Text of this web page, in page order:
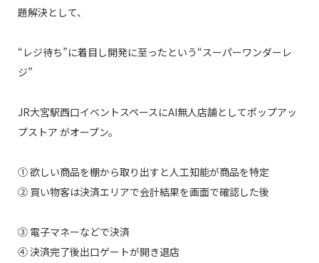
題解決として、
“レジ待ち”に着目し開発に至ったという“スーパーワンダーレ
ジ”
JR大宮駅西口イベントスペースにAI無人店舗としてポップアッ
プストア がオープン。
① 欲しい商品を棚から取り出すと人工知能が商品を特定
② 買い物客は決済エリアで会計結果を画面で確認した後
③ 電子マネーなどで決済
④ 決済完了後出口ゲートが開き退店